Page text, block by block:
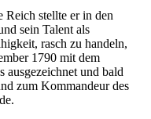
Reich stellte er in den
sein Talent als
rasch zu handeln,
1790 mit dem
ausgezeichnet und bald
zum Kommandeur des